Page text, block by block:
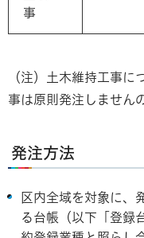
事
（注）土木維持工事に
事は原則発注しません
発注方法
区内全域を対象に、
る台帳（以下「登録